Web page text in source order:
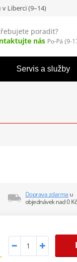
v Liberci (9–14)
poradit?
nás Po-Pá (9-
Servis a služby
Doprava zdarma u
objednávek nad 0 Kč